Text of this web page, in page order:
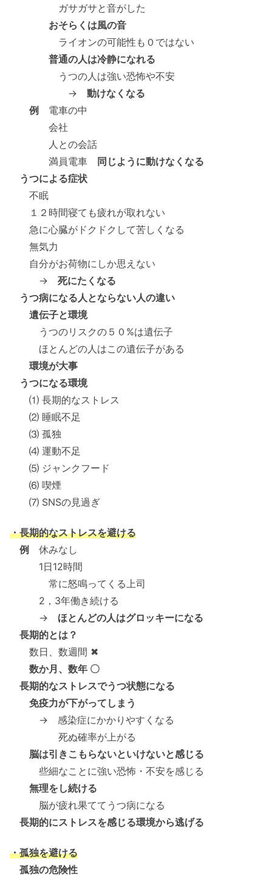
ガサガサと音がした
おそらくは風の音
ライオンの可能性も０ではない
普通の人は冷静になれる
うつの人は強い恐怖や不安
→ 動けなくなる
例 電車の中
会社
人との会話
満員電車 同じように動けなくなる
うつによる症状
不眠
１２時間寝ても疲れが取れない
急に心臓がドクドクして苦しくなる
無気力
自分がお荷物にしか思えない
→ 死にたくなる
うつ病になる人とならない人の違い
遺伝子と環境
うつのリスクの５０%は遺伝子
ほとんどの人はこの遺伝子がある
環境が大事
うつになる環境
⑴ 長期的なストレス
⑵ 睡眠不足
⑶ 孤独
⑷ 運動不足
⑸ ジャンクフード
⑹ 喫煙
⑺ SNSの見過ぎ
・長期的なストレスを避ける
例
休みなし
1日12時間
常に怒鳴ってくる上司
2，3年働き続ける
→ ほとんどの人はグロッキーになる
長期的とは？
数日、数週間 ✖
数か月、数年 〇
長期的なストレスでうつ状態になる
免疫力が下がってしまう
→ 感染症にかかりやすくなる
死ぬ確率が上がる
脳は引きこもらないといけないと感じる
些細なことに強い恐怖・不安を感じる
無理をし続ける
脳が疲れ果ててうつ病になる
長期的にストレスを感じる環境から逃げる
・孤独を避ける
孤独の危険性